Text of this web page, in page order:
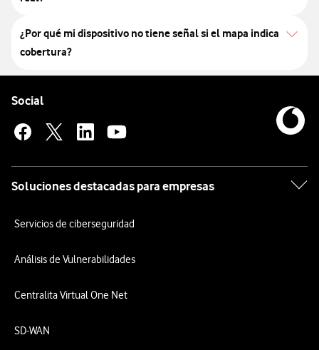
¿Por qué mi dispositivo no tiene señal si el mapa indica
cobertura?
Social
Soluciones destacadas para empresas
Servicios de ciberseguridad
Análisis de Vulnerabilidades
Centralita Virtual One Net
SD-WAN